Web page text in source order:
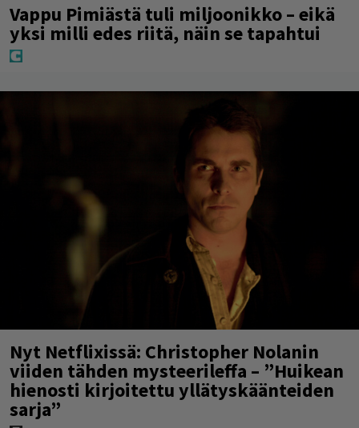
Vappu Pimiästä tuli miljoonikko – eikä
yksi milli edes riitä, näin se tapahtui
Nyt Netflixissä: Christopher Nolanin
viiden tähden mysteerileffa – ”Huikean
hienosti kirjoitettu yllätyskäänteiden
sarja”